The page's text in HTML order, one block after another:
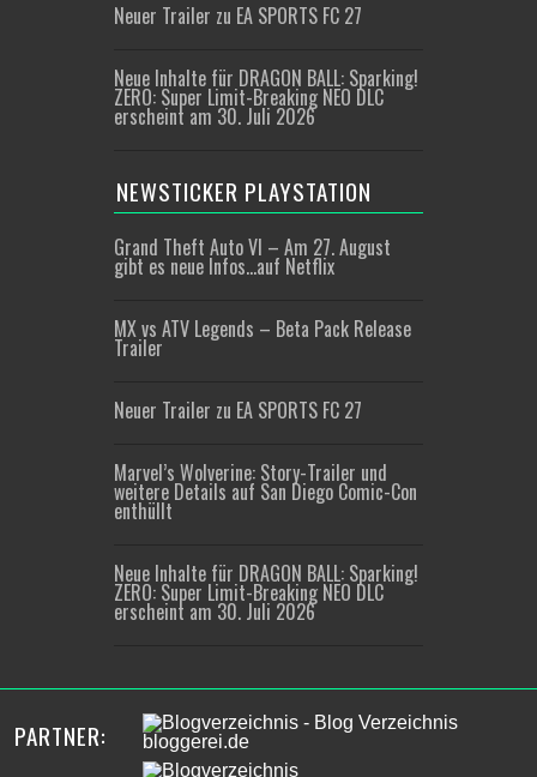
Neuer Trailer zu EA SPORTS FC 27
Neue Inhalte für DRAGON BALL: Sparking!
ZERO: Super Limit-Breaking NEO DLC
erscheint am 30. Juli 2026
NEWSTICKER PLAYSTATION
Grand Theft Auto VI – Am 27. August
gibt es neue Infos…auf Netflix
MX vs ATV Legends – Beta Pack Release
Trailer
Neuer Trailer zu EA SPORTS FC 27
Marvel’s Wolverine: Story-Trailer und
weitere Details auf San Diego Comic-Con
enthüllt
Neue Inhalte für DRAGON BALL: Sparking!
ZERO: Super Limit-Breaking NEO DLC
erscheint am 30. Juli 2026
PARTNER: